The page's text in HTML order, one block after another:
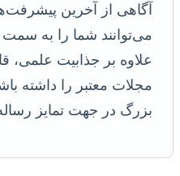
آگاهی از آخرین
می‌توانند شما را به سمت
علاوه بر جذابیت علمی،
مجلات معتبر را داشته
بزرگ در جهت تمایز